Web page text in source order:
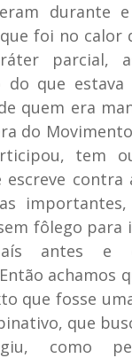
durante
foi no calor
parcial,
que estava
quem era
do
tem
contra
fôlego
antes e
achamos
que fosse
que
como